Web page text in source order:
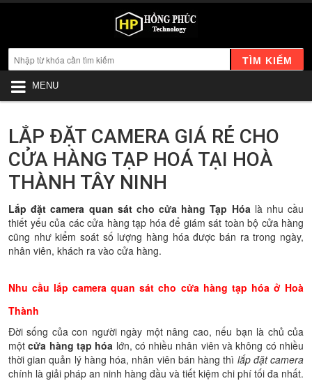
TÌM KIẾM
MENU
LẮP ĐẶT CAMERA GIÁ RẺ CHO
CỬA HÀNG TẠP HOÁ TẠI HOÀ
THÀNH TÂY NINH
Lắp đặt camera quan sátcho cửa hàng Tạp Hóalà nhu cầu
thiết yếu của các cửa hàng tạp hóa để giám sát toàn bộ cửa hàng
cũng như kiểm soát số lượng hàng hóa được bán ra trong ngày,
nhân viên, khách ra vào cửa hàng.
Nhu cầu lắp camera quan sát cho cửa hàng tạp hóa ở Hoà
Thành
Đời sống của con người ngày một nâng cao, nếu bạn là chủ của
mộtcửa hàng tạp hóa lớn, có nhiều nhân viên và không có nhiều
thời gian quản lý hàng hóa, nhân viên bán hàng thì lắp đặt camera
chính là giải pháp an ninh hàng đầu và tiết kiệm chi phí tối đa nhất.